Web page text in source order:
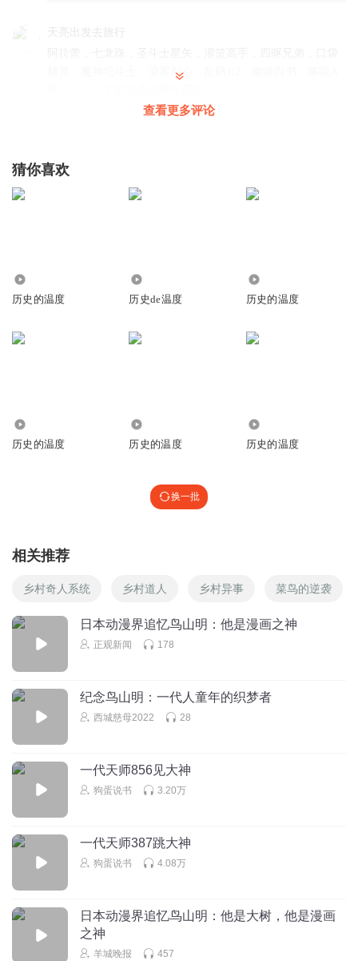
天亮出发去旅行
精灵，魔神坛斗士，浪客剑心，乱码1/2，幽游白书，哆啦A
人》《怪物太郎》《凯普》《北斗神拳》《猫眼三姐妹》《疯魔小
就是为了追连播的动画片龙珠，四驱兄弟，每天都有一件期
能不能讲讲青山刚昌啊
里亮: 童年阴影
有机会请馒头大师讲下尾田大神，他很神秘
回复 2019-06-28 25
我是涵爸爸回复 @18127805977 高屋良树才神秘
13903131qmu
鸟山明先生在2024年3月1日因病去世了
2024-03-10
珠，反战斗士如今只剩宫崎骏老爷子了
陈茜_b3
其实我是没看过漫画的88年尾的孩子，但是我真的听了这一
集听了两遍，也因为这个想去看看漫画。也因为这一集，回
好喜欢，我都可以听一遍讲个零零碎碎给我老公听，也因为
这个节目，喜马拉雅app变成我一个不会卸载app.谢谢馒头大
2019-07-13
查看更多评论
猜你喜欢
历史的温度 历史de温度 历史的温度
历史的温度 历史的温度 历史的温度
换一批
相关推荐
乡村奇人系统 乡村道人 乡村异事 菜鸟的逆袭
日本动漫界追忆鸟山明：他是漫画之神
正观新闻 178
纪念鸟山明：一代人童年的织梦者
西城慈母2022 28
一代天师856见大神
狗蛋说书 3.20万
一代天师387跳大神
狗蛋说书 4.08万
日本动漫界追忆鸟山明：他是大树，他是漫画
之神
羊城晚报 457